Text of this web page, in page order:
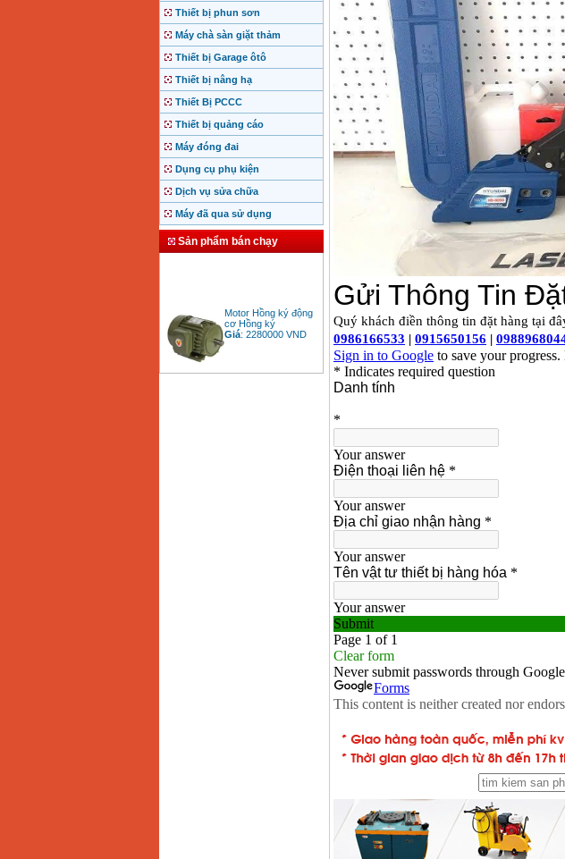
Thiết bị phun sơn
Máy chà sàn giặt thảm
Thiết bị Garage ôtô
Thiết bị nâng hạ
Thiết Bị PCCC
Thiết bị quảng cáo
Máy đóng đai
Dụng cụ phụ kiện
Dịch vụ sửa chữa
Máy đã qua sử dụng
Sản phẩm bán chạy
cơ Hồng ký
Giá :2280000